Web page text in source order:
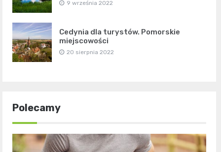
9 września 2022
Cedynia dla turystów. Pomorskie
miejscowości
20 sierpnia 2022
Polecamy